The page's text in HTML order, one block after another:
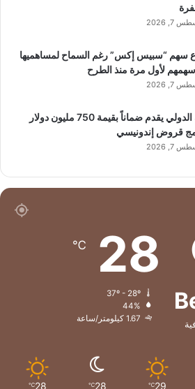
7, 2026
سهم “سبيس إكس” رغم السماح لمساهميها
لأول مرة منذ الطرح
7, 2026
البنك الدولي يقدم ضماناً بقيمة 750 مليون دولار
قروض إندونيسي
7, 2026
28
℃
44%
1.67 كيلومتر/ساعة
29
℃
28
℃
28
℃